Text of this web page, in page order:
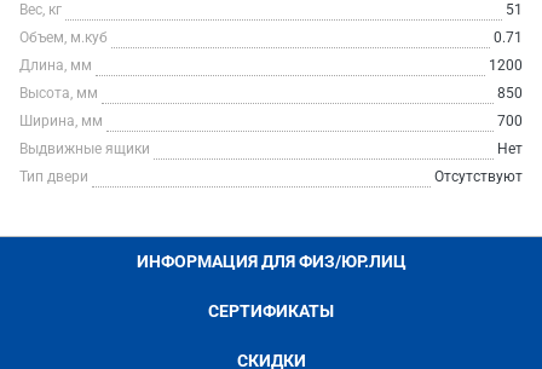
Вес, кг
51
Объем, м.куб
0.71
Длина, мм
1200
Высота, мм
850
Ширина, мм
700
Выдвижные ящики
Нет
Тип двери
Отсутствуют
ИНФОРМАЦИЯ ДЛЯ ФИЗ/ЮР.ЛИЦ
СЕРТИФИКАТЫ
СКИДКИ